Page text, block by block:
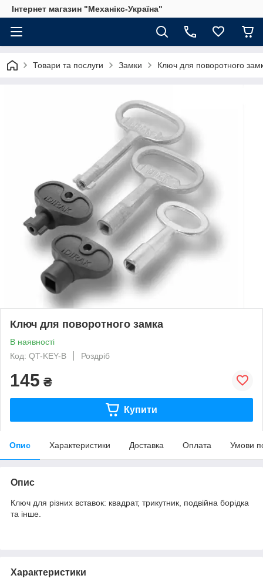
Інтернет магазин "Механікс-Україна"
Товари та послуги Замки Ключ для поворотного
Ключ для поворотного замка
В наявності
Код: QT-KEY-B
Роздріб
145 ₴
Купити
Опис Характеристики Доставка Оплата Умови
Опис
Ключ для різних вставок: квадрат, трикутник, подвійна борідка
та інше.
Характеристики